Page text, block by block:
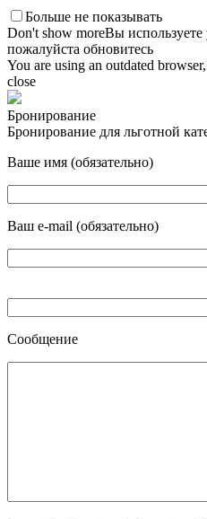
Больше не показывать
Don't show moreВы используете
пожалуйста обновитесь
You are using an outdated
close
Бронирование
Бронирование для льготной
Ваше имя (обязательно)
Ваш e-mail (обязательно)
Сообщение